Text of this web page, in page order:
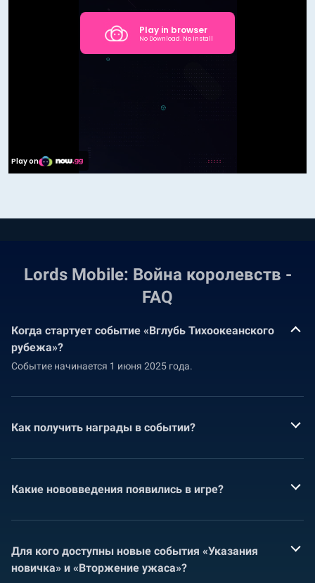
Lords Mobile: Война королевств -
FAQ
Когда стартует событие «Вглубь Тихоокеанского
рубежа»?
Событие начинается 1 июня 2025 года.
Как получить награды в событии?
Какие нововведения появились в игре?
Для кого доступны новые события «Указания
новичка» и «Вторжение ужаса»?